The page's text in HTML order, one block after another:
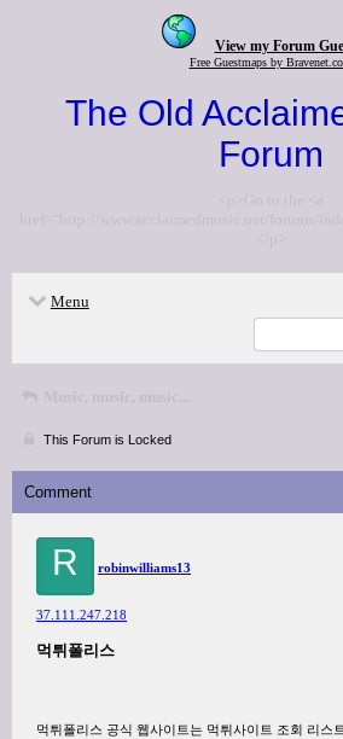
View my Forum
Free Guestmaps by
The Old
Forum
<p>Go to the <a
href="http://www.acclaimedmusic.net/forums/
</p>
Menu
Music, music, music...
This Forum is Locked
Comment
R robinwilliams13
37.111.247.218
먹튀폴리스
먹튀폴리스 공식 웹사이트는 먹튀사이트 조회 리스